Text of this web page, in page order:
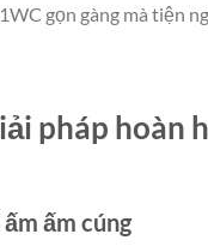
gọn gàng mà tiện
pháp hoàn
ấm cúng